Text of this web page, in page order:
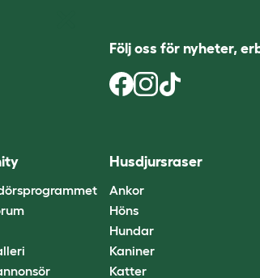
Följ oss för nyheter,
Husdjursraser
Ankor
Höns
Hundar
Kaniner
Katter